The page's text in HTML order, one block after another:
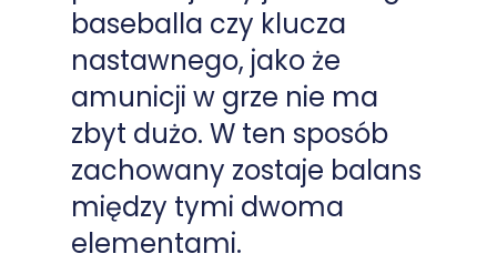
baseballa czy klucza
nastawnego, jako że
amunicji w grze nie ma
zbyt dużo. W ten sposób
zachowany zostaje balans
między tymi dwoma
elementami.